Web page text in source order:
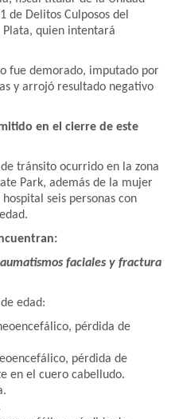
de Delitos Culposos del
quien intentará
fue demorado, imputado por
y arrojó resultado negativo
en el cierre de este
tránsito ocurrido en la zona
Park, además de la mujer
seis personas con
faciales y fractura
edad:
pérdida de
pérdida de
en el cuero cabelludo.